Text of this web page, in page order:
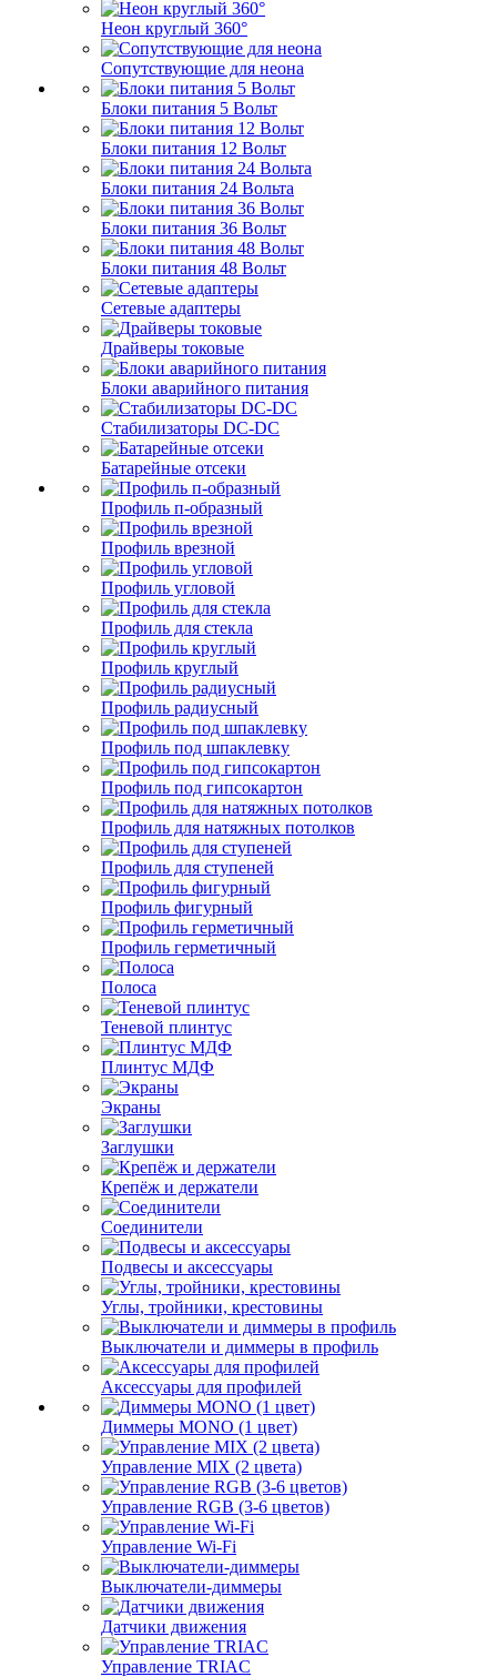
Неон круглый 360°
Сопутствующие для неона
Блоки питания 5 Вольт
Блоки питания 12 Вольт
Блоки питания 24 Вольта
Блоки питания 36 Вольт
Блоки питания 48 Вольт
Сетевые адаптеры
Драйверы токовые
Блоки аварийного питания
Стабилизаторы DC-DC
Батарейные отсеки
Профиль п-образный
Профиль врезной
Профиль угловой
Профиль для стекла
Профиль круглый
Профиль радиусный
Профиль под шпаклевку
Профиль под гипсокартон
Профиль для натяжных потолков
Профиль для ступеней
Профиль фигурный
Профиль герметичный
Полоса
Теневой плинтус
Плинтус МДФ
Экраны
Заглушки
Крепёж и держатели
Соединители
Подвесы и аксессуары
Углы, тройники, крестовины
Выключатели и диммеры в профиль
Аксессуары для профилей
Диммеры MONO (1 цвет)
Управление MIX (2 цвета)
Управление RGB (3-6 цветов)
Управление Wi-Fi
Выключатели-диммеры
Датчики движения
Управление TRIAC